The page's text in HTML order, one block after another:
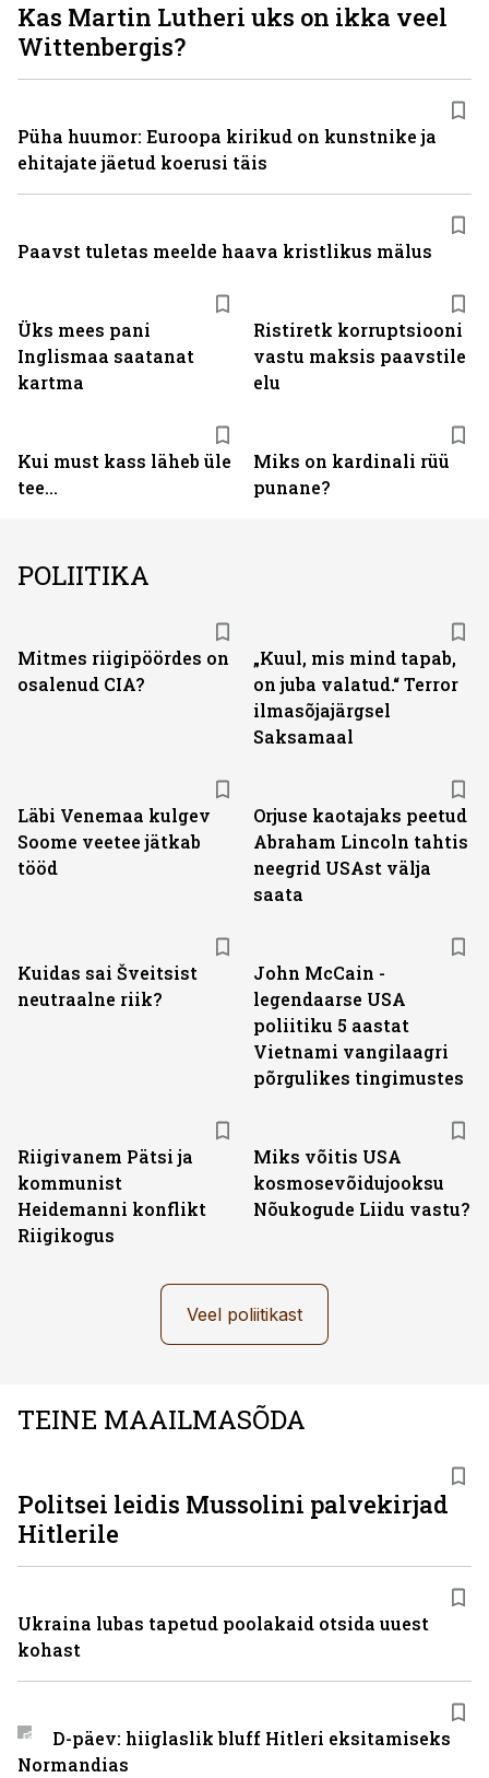
Üks mees pani
Inglismaa saatanat
kartma
Ristiretk korruptsiooni
vastu maksis paavstile
elu
Kui must kass läheb üle
tee...
Miks on kardinali rüü
punane?
Kas Martin Lutheri uks on ikka veel
Wittenbergis?
Püha huumor: Euroopa kirikud on kunstnike ja
ehitajate jäetud koerusi täis
Paavst tuletas meelde haava kristlikus mälus
POLIITIKA
Mitmes riigipöördes on
osalenud CIA?
„Kuul, mis mind tapab,
on juba valatud.“ Terror
ilmasõjajärgsel
Saksamaal
Läbi Venemaa kulgev
Soome veetee jätkab
tööd
Orjuse kaotajaks peetud
Abraham Lincoln tahtis
neegrid USAst välja
saata
Kuidas sai Šveitsist
neutraalne riik?
John McCain -
legendaarse USA
poliitiku 5 aastat
Vietnami vangilaagri
põrgulikes tingimustes
Riigivanem Pätsi ja
kommunist
Heidemanni konflikt
Riigikogus
Miks võitis USA
kosmosevõidujooksu
Nõukogude Liidu vastu?
Veel poliitikast
TEINE MAAILMASÕDA
Politsei leidis Mussolini palvekirjad
Hitlerile
Ukraina lubas tapetud poolakaid otsida uuest
kohast
D-päev: hiiglaslik bluff Hitleri eksitamiseks
Normandias